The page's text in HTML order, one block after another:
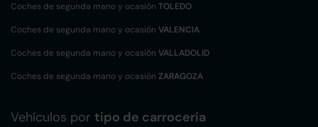
Coches de segunda mano y ocasión TOLEDO
Coches de segunda mano y ocasión VALENCIA
Coches de segunda mano y ocasión VALLADOLID
Coches de segunda mano y ocasión ZARAGOZA
Vehículos por tipo de carrocería